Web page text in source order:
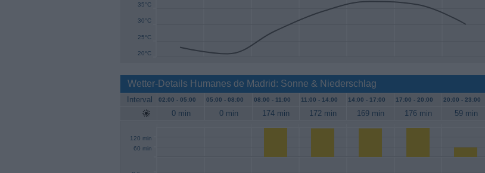
20°C
25°C
30°C
35°C
Wetter-Details Humanes de Madrid: Sonne & Niederschlag
Interval 02:00 - 05:00 05:00 - 08:00 08:00 - 11:00 11:00 - 14:00 14:00 - 17:00 17:00 - 20:00 20:00 - 23:00
0 min 0 min 174 min 172 min 169 min 176 min 59 min
60 min
120 min